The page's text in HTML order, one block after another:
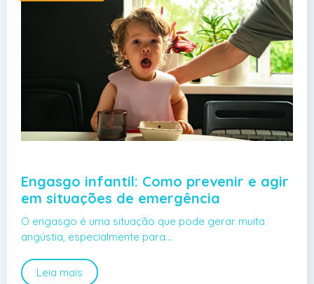
Engasgo infantil: Como prevenir e agir
em situações de emergência
O engasgo é uma situação que pode gerar muita
angústia, especialmente para…
Leia mais